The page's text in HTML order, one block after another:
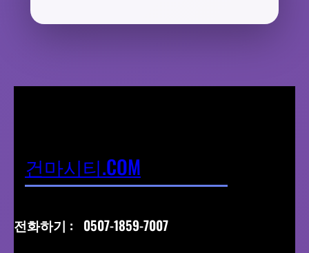
건마시티.COM
전화하기 : 0507-1859-7007